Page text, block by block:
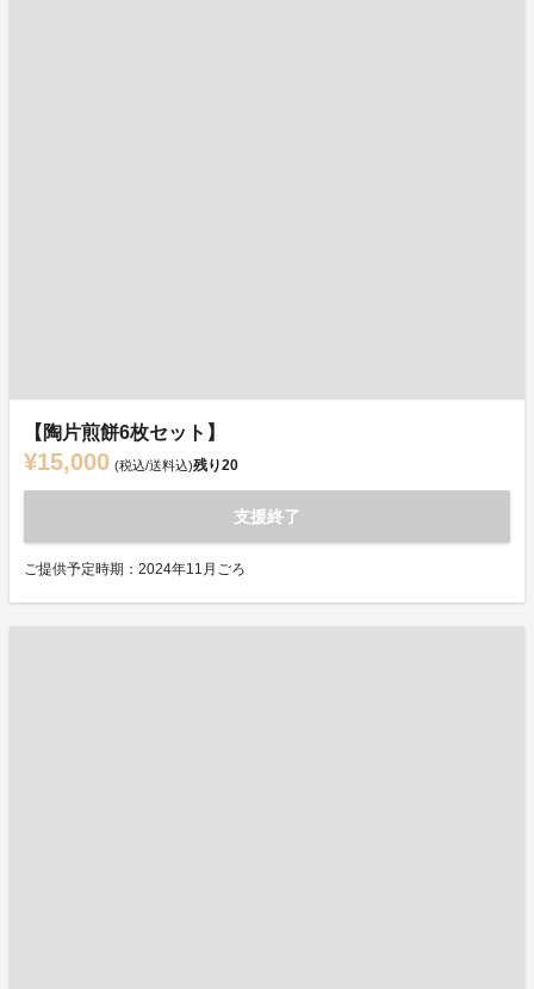
【陶片煎餅6枚セット】
¥15,000 (税込/送料込)残り20
支援終了
ご提供予定時期：2024年11月ごろ